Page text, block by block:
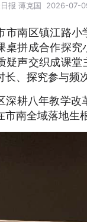
报 薄克国 2026-07-
市南区镇江路
桌拼成合作探
疑声交织成课
长、探究参与频
深耕八年教学改
南全域落地生根